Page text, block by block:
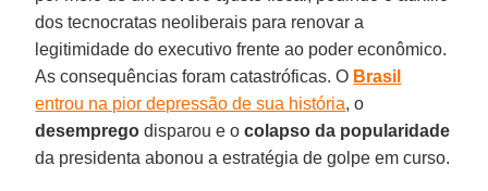
dos tecnocratas neoliberais para renovar a
legitimidade do executivo frente ao poder econômico.
As consequências foram catastróficas. O Brasil
entrou na pior depressão de sua história, o
desemprego disparou e ocolapso da popularidade
da presidenta abonou a estratégia de golpe em curso.